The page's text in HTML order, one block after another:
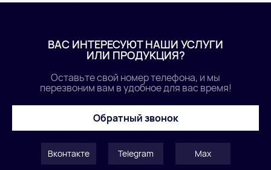
ВАС ИНТЕРЕСУЮТ НАШИ УСЛУГИ
ИЛИ ПРОДУКЦИЯ?
Оставьте свой номер телефона, и мы
перезвоним вам в удобное для вас время!
Обратный звонок
Вконтакте Telegram Max